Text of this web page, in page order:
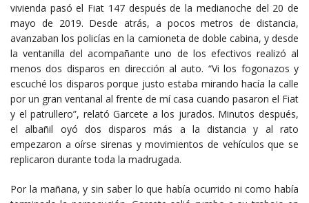
vivienda pasó el Fiat 147 después de la medianoche del 20 de
mayo de 2019. Desde atrás, a pocos metros de distancia,
avanzaban los policías en la camioneta de doble cabina, y desde
la ventanilla del acompañante uno de los efectivos realizó al
menos dos disparos en dirección al auto. “Vi los fogonazos y
escuché los disparos porque justo estaba mirando hacía la calle
por un gran ventanal al frente de mí casa cuando pasaron el Fiat
y el patrullero”, relató Garcete a los jurados. Minutos después,
el albañil oyó dos disparos más a la distancia y al rato
empezaron a oírse sirenas y movimientos de vehículos que se
replicaron durante toda la madrugada.
Por la mañana, y sin saber lo que había ocurrido ni como había